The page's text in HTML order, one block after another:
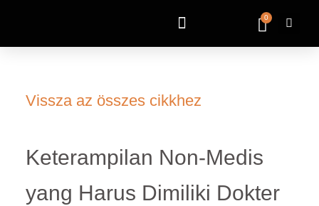
0
Vissza az összes cikkhez
Keterampilan Non-Medis
yang Harus Dimiliki Dokter